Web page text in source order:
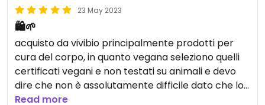
23 May 2023
🛍️🌱
acquisto da vivibio principalmente prodotti per
cura del corpo, in quanto vegana seleziono quelli
certificati vegani e non testati su animali e devo
dire che non è assolutamente difficile dato che lo
sono la maggior parte, trovo quasi sempre quello
Read more